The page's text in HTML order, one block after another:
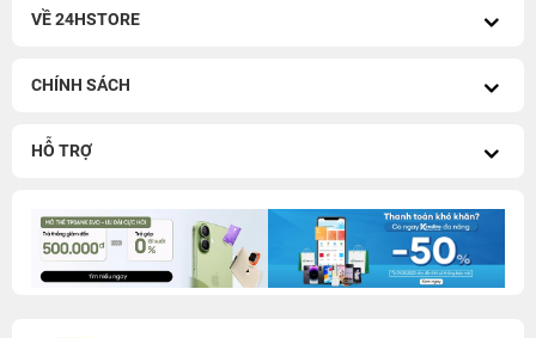
VỀ 24HSTORE
CHÍNH SÁCH
HỖ TRỢ